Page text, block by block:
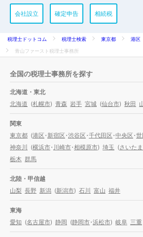
会社設立 確定申告 相続税
税理士ドットコム 税理士検索 東京都 港区
青山ファースト税理士事務所
全国の税理士事務所を探す
北海道・東北
北海道 (札幌市) 青森 岩手 宮城 (仙台市) 秋田
関東
東京都 (港区・新宿区・渋谷区・千代田区・中央区・
神奈川 (横浜市・川崎市・相模原市) 埼玉 (さいた
栃木 群馬
北陸・甲信越
山梨 長野 新潟 (新潟市) 石川 富山 福井
東海
愛知 (名古屋市) 静岡 (静岡市・浜松市) 岐阜 三重